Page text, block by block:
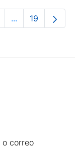
...PáginasPágina
19
o correo